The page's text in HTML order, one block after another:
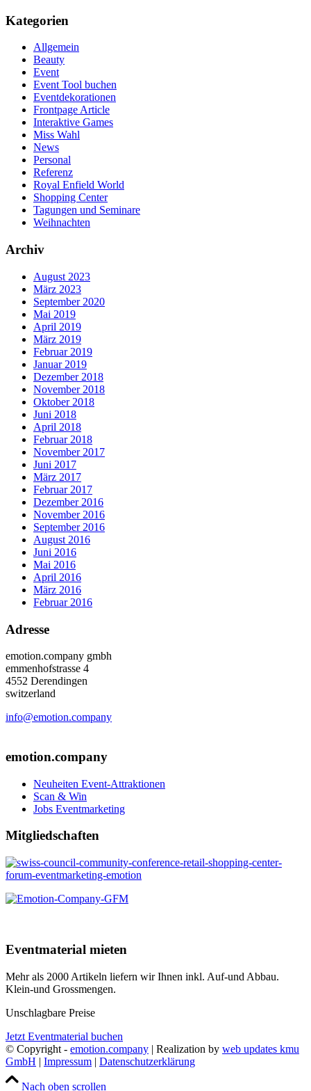
Kategorien
Allgemein
Beauty
Event
Event Tool buchen
Eventdekorationen
Frontpage Article
Interaktive Games
Miss Wahl
News
Personal
Referenz
Royal Enfield World
Shopping Center
Tagungen und Seminare
Weihnachten
Archiv
August 2023
März 2023
September 2020
Mai 2019
April 2019
März 2019
Februar 2019
Januar 2019
Dezember 2018
November 2018
Oktober 2018
Juni 2018
April 2018
Februar 2018
November 2017
Juni 2017
März 2017
Februar 2017
Dezember 2016
November 2016
September 2016
August 2016
Juni 2016
Mai 2016
April 2016
März 2016
Februar 2016
Adresse
emotion.company gmbh
emmenhofstrasse 4
4552 Derendingen
switzerland
info@emotion.company
emotion.company
Neuheiten Event-Attraktionen
Scan & Win
Jobs Eventmarketing
Mitgliedschaften
Eventmaterial mieten
Mehr als 2000 Artikeln liefern wir Ihnen inkl. Auf-und Abbau.
Klein-und Grossmengen.
Unschlagbare Preise
Jetzt Eventmaterial buchen
© Copyright - emotion.company | Realization by web updates kmu
GmbH | Impressum | Datenschutzerklärung
Nach oben scrollen